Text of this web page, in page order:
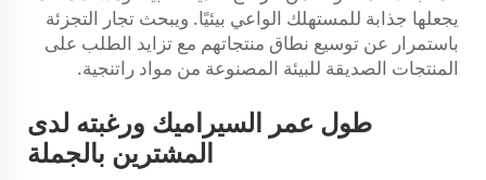
يجعلها جذابة للمستهلك الواعي بيئيًا. ويبحث تجار التجزئة
باستمرار عن توسيع نطاق منتجاتهم مع تزايد الطلب على
المنتجات الصديقة للبيئة المصنوعة من مواد راتنجية.
طول عمر السيراميك ورغبته لدى
المشترين بالجملة